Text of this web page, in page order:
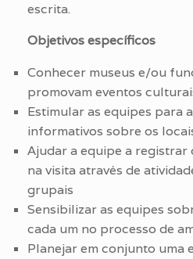
escrita.
Objetivos específicos
Conhecer museus e/ou
promovam eventos
Estimular as equipes para
informativos sobre os
Ajudar a equipe a registrar
na visita através de
grupais
Sensibilizar as equipes
cada um no processo de
Planejar em conjunto uma